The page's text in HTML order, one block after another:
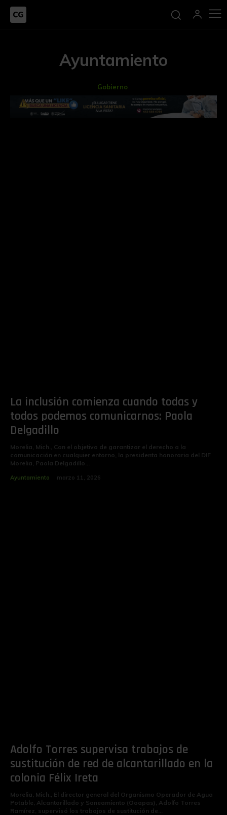
Ayuntamiento
Gobierno
La inclusión comienza cuando todas y
todos podemos comunicarnos: Paola
Delgadillo
Morelia, Mich., Con el objetivo de garantizar el derecho a la
comunicación en cualquier entorno, la presidenta honoraria del DIF
Morelia, Paola Delgadillo...
Ayuntamiento marzo 11, 2026
Adolfo Torres supervisa trabajos de
sustitución de red de alcantarillado en la
colonia Félix Ireta
Morelia, Mich., El director general del Organismo Operador de Agua
Potable, Alcantarillado y Saneamiento (Ooapas), Adolfo Torres
Ramírez, supervisó los trabajos de sustitución de...